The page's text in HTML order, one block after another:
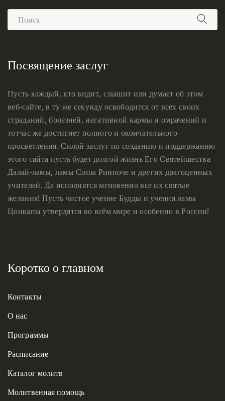
Посвящение заслуг
Пусть каждый, кто видит, слышит или думает об этом
веб-сайте, в ту же секунду освободится от всех своих
страданий, болезней, негативной кармы и омрачений и
тотчас же достигнет полного и окончательного
просветления. Силой заслуг по созданию и поддержанию
этого сайта пусть будет долгой жизнь Его Святейшества
Далай-ламы, ламы Сопы Ринпоче и других драгоценных
учителей. Да исполнятся мгновенно все их святые
желания! Пусть чистое учение Будды и учения ламы
Цонкапы утвердятся во всём мире и особенно в России!
Коротко о главном
Контакты
О нас
Программы
Расписание
Каталог молитв
Молитвенная помощь